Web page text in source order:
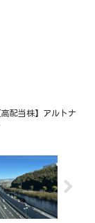
配当株】アルトナ